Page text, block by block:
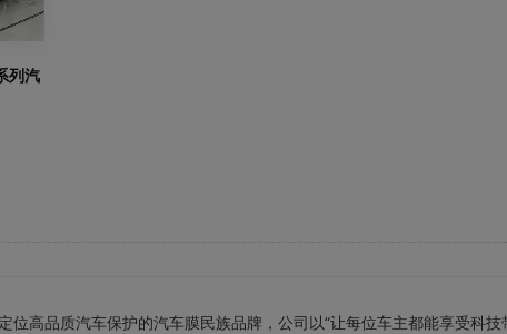
列汽
位高品质汽车保护的汽车膜民族品牌，公司以“让每位车主都能享受科技